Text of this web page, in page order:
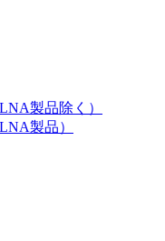
製品除く）
製品）